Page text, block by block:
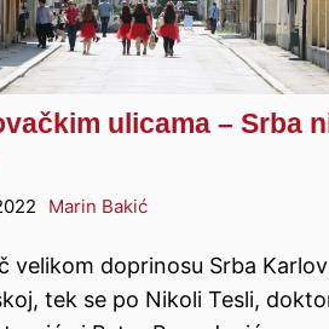
ulicama – Srba
Marin Bakić
velikom doprinosu Srba
tek se po Nikoli Tesli,